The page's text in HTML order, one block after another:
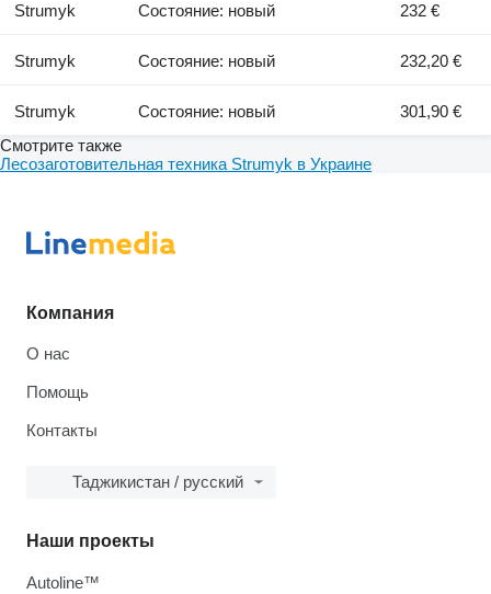
Strumyk Состояние: новый 232 €
Strumyk Состояние: новый 232,20 €
Strumyk Состояние: новый
301,90 €
Смотрите также
Лесозаготовительная техника Strumyk в Украине
Компания
О нас
Помощь
Контакты
Таджикистан / русский
Наши проекты
Autoline™